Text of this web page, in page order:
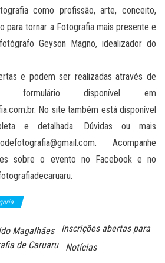
como profissão, arte, conceito,
para tornar a Fotografia mais presente e
Geyson Magno, idealizador do
e podem ser realizadas através de
formulário disponível em
No site também está disponível
e detalhada. Dúvidas ou mais
Acompanhe
sobre o evento no Facebook e no
Magalhães
Inscrições abertas para
de Caruaru
Notícias